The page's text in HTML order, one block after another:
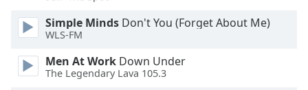
Color
Simple Minds Don't You (Forget About Me)
WLS-FM
Men At Work Down Under
The Legendary Lava 105.3